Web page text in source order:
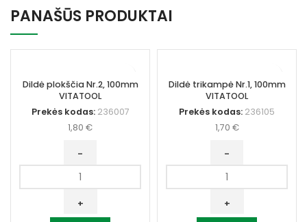
PANAŠŪS PRODUKTAI
Dildė plokščia Nr.2, 100mm
VITATOOL
Prekės kodas: 236007
1,80 €
kiekis:
plokščia
Dildė trikampė Nr.1, 100mm
VITATOOL
Prekės kodas: 236105
1,70 €
kiekis:
trikampė